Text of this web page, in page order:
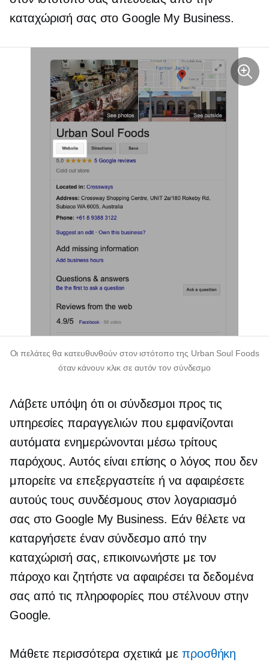
καταχώρισή σας στο Google My Business.
Οι πελάτες θα κατευθυνθούν στον ιστότοπο της Urban Soul Foods
όταν κάνουν κλικ σε αυτόν τον σύνδεσμο
Λάβετε υπόψη ότι οι σύνδεσμοι προς τις
υπηρεσίες παραγγελιών που εμφανίζονται
αυτόματα ενημερώνονται μέσωτρίτους
παρόχους. Αυτός είναι επίσης ο λόγος που δεν
μπορείτε να επεξεργαστείτε ή να αφαιρέσετε
αυτούς τους συνδέσμους στον λογαριασμό
σας στο Google My Business. Εάν θέλετε να
καταργήσετε έναν σύνδεσμο από την
καταχώρισή σας, επικοινωνήστε με τον
πάροχο και ζητήστε να αφαιρέσει τα δεδομένα
σας από τις πληροφορίες που στέλνουν στην
Google.
Μάθετε περισσότερα σχετικά με προσθήκη